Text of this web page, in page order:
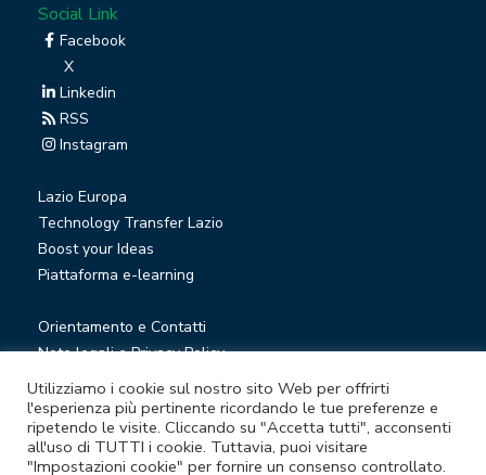
Social Link
Facebook
X
Linkedin
RSS
Instagram
Lazio Europa
Technology Transfer Lazio
Boost your Ideas
Piattaforma e-learning
Orientamento e Contatti
Note legali e Privacy Policy
Privacy Newsletter
Società trasparente
Whistleblowing
Utilizziamo i cookie sul nostro sito Web per offrirti
l'esperienza più pertinente ricordando le tue preferenze e
ripetendo le visite. Cliccando su "Accetta tutti", acconsenti
all'uso di TUTTI i cookie. Tuttavia, puoi visitare
"Impostazioni cookie" per fornire un consenso controllato.